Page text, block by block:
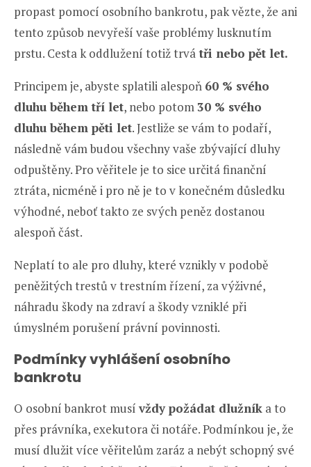
propast pomocí osobního bankrotu, pak vězte, že ani
tento způsob nevyřeší vaše problémy lusknutím
prstu. Cesta k oddlužení totiž trvátři nebo pět let.
Principem je, abyste splatili alespoň 60 % svého
dluhu během tří let, nebo potom 30 % svého
dluhu během pěti let. Jestliže se vám to podaří,
následně vám budou všechny vaše zbývající dluhy
odpuštěny. Pro věřitele je to sice určitá finanční
ztráta, nicméně i pro ně je to v konečném důsledku
výhodné, neboť takto ze svých peněz dostanou
alespoň část.
Neplatí to ale pro dluhy, které vznikly v podobě
peněžitých trestů v trestním řízení, za výživné,
náhradu škody na zdraví a škody vzniklé při
úmyslném porušení právní povinnosti.
Podmínky vyhlášení osobního
bankrotu
O osobní bankrot musí vždy požádat dlužník a to
přes právníka, exekutora či notáře. Podmínkou je, že
musí dlužit více věřitelům zaráz a nebýt schopný své